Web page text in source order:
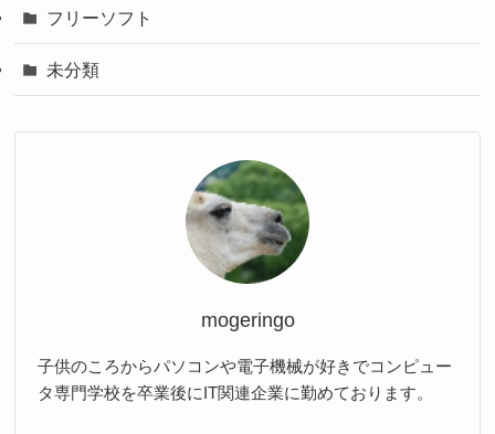
フリーソフト
未分類
mogeringo
子供のころからパソコンや電子機械が好きでコンピュー
タ専門学校を卒業後にIT関連企業に勤めております。